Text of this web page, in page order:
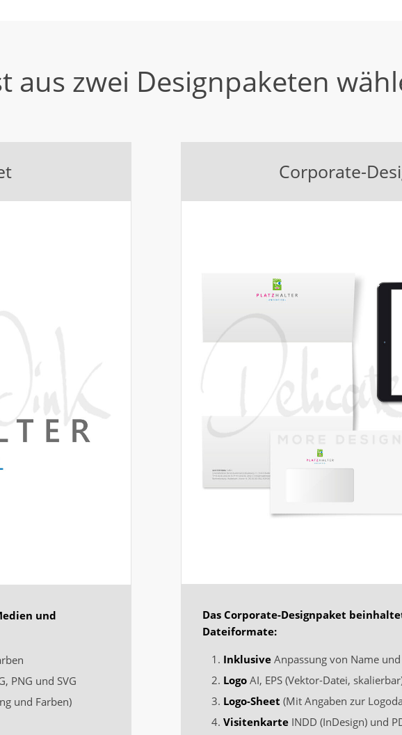
aus zwei Designpaketen
und
PNG und SVG
und Farben)
Corporate-
Das Corporate-Designpaket
Dateiformate:
InklusiveAnpassung von Name und
LogoAI, EPS (Vektor-Datei,
Logo-Sheet (Mit Angaben zur
VisitenkarteINDD (InDesign) und